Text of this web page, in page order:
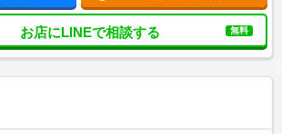
お店にLINEで相談する 無料